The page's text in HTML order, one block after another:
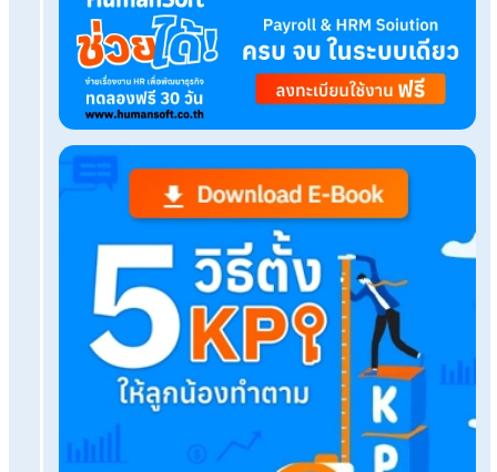
รวมสิทธิประโยชน์จากกองทุนสำรองเลี้ยงชีพเมื่อลา
งาน
ประกันสุขภาพกลุ่มพนักงาน คืออะไร มีประเภทความ
คุ้มครองอย่างไร